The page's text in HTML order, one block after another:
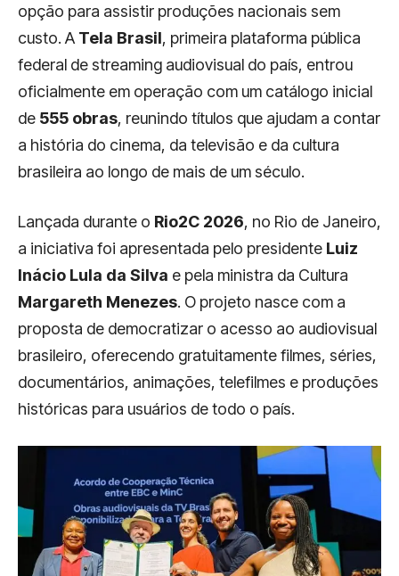
opção para assistir produções nacionais sem
custo. A Tela Brasil, primeira plataforma pública
federal de streaming audiovisual do país, entrou
oficialmente em operação com um catálogo inicial
de 555 obras, reunindo títulos que ajudam a contar
a história do cinema, da televisão e da cultura
brasileira ao longo de mais de um século.
Lançada durante o Rio2C 2026, no Rio de Janeiro,
a iniciativa foi apresentada pelo presidente Luiz
Inácio Lula da Silva e pela ministra da Cultura
Margareth Menezes. O projeto nasce com a
proposta de democratizar o acesso ao audiovisual
brasileiro, oferecendo gratuitamente filmes, séries,
documentários, animações, telefilmes e produções
históricas para usuários de todo o país.